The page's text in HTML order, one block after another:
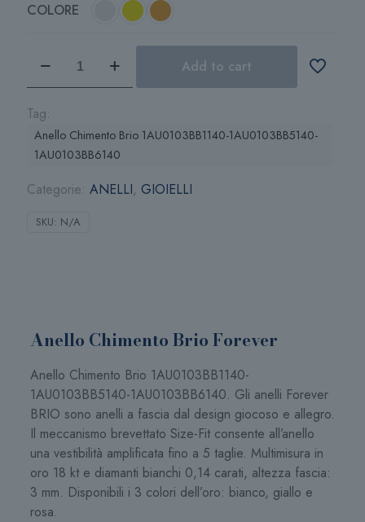
COLORE
Chimento
Brio
Forever
quantità
Add to cart
Tag:
Anello Chimento Brio 1AU0103BB1140-1AU0103BB5140-
1AU0103BB6140
Categorie: ANELLI, GIOIELLI
SKU: N/A
Anello Chimento Brio Forever
Anello Chimento Brio 1AU0103BB1140-
1AU0103BB5140-1AU0103BB6140. Gli anelli Forever
BRIO sono anelli a fascia dal design giocoso e allegro.
Il meccanismo brevettato Size-Fit consente all’anello
una vestibilità amplificata fino a 5 taglie. Multimisura in
oro 18 kt e diamanti bianchi 0,14 carati, altezza fascia:
3 mm. Disponibili i 3 colori dell’oro: bianco, giallo e
rosa.